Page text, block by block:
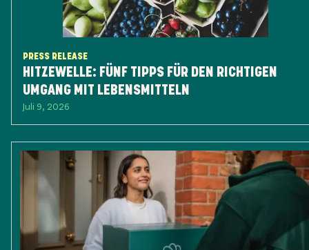
PRESS RELEASE
HITZEWELLE: FÜNF TIPPS FÜR DEN RICHTIGEN
UMGANG MIT LEBENSMITTELN
Juli 9, 2026